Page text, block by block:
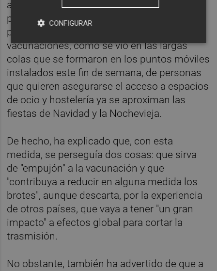
anuncio de que se iba a implantar el
pasaporte covid ya ha tenido "un impacto
positivo" como es el aumento de la
vacunaciones, como se vio en las largas
colas que se formaron en los puntos móviles
instalados este fin de semana, de personas
que quieren asegurarse el acceso a espacios
de ocio y hostelería ya se aproximan las
fiestas de Navidad y la Nochevieja.
De hecho, ha explicado que, con esta
medida, se perseguía dos cosas: que sirva
de "empujón" a la vacunación y que
"contribuya a reducir en alguna medida los
brotes", aunque descarta, por la experiencia
de otros países, que vaya a tener "un gran
impacto" a efectos global para cortar la
trasmisión.
No obstante, también ha advertido de que a
CONFIGURAR